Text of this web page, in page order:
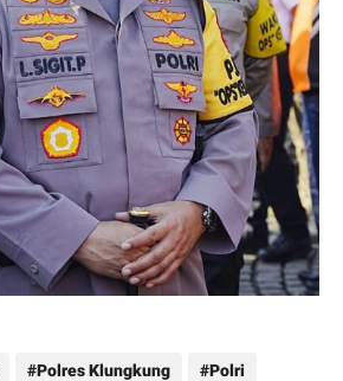
Polres Klungkung Polri